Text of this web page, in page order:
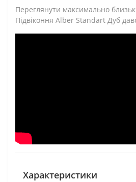
Переглянути максимально
Підвіконня Alber Standart Дуб
Характеристики